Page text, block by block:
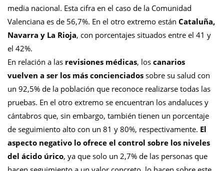
media nacional. Esta cifra en el caso de la Comunidad
Valenciana es de 56,7%. En el otro extremo están Cataluña,
Navarra y La Rioja, con porcentajes situados entre el 41 y
el 42%.
En relación a las revisiones médicas, los canarios
vuelven a ser los más concienciados sobre su salud con
un 92,5% de la población que reconoce realizarse todas las
pruebas. En el otro extremo se encuentran los andaluces y
cántabros que, sin embargo, también tienen un porcentaje
de seguimiento alto con un 81 y 80%, respectivamente. El
aspecto negativo lo ofrece el control sobre los niveles
del ácido úrico, ya que solo un 2,7% de las personas que